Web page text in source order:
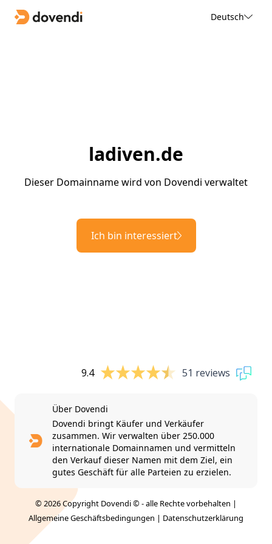
Deutsch
ladiven.de
Dieser Domainname wird von Dovendi verwaltet
Ich bin interessiert
9.4 51 reviews
Über Dovendi
Dovendi bringt Käufer und Verkäufer
zusammen. Wir verwalten über 250.000
internationale Domainnamen und vermitteln
den Verkauf dieser Namen mit dem Ziel, ein
gutes Geschäft für alle Parteien zu erzielen.
© 2026 Copyright Dovendi © - alle Rechte vorbehalten |
Allgemeine Geschäftsbedingungen | Datenschutzerklärung